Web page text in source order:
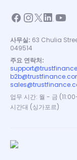
사무실: 63 Chulia
049514
주요 연락처:
업무 시간: 월 - 금
시간대 (싱가포르)